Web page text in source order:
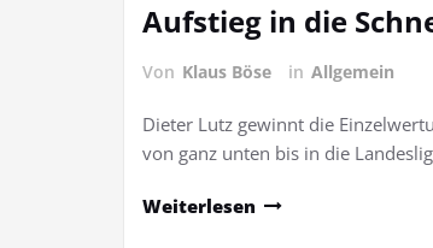
Aufstieg in die
Von Klaus Böse in Allgemein
Dieter Lutz gewinnt die
von ganz unten bis in die
Weiterlesen